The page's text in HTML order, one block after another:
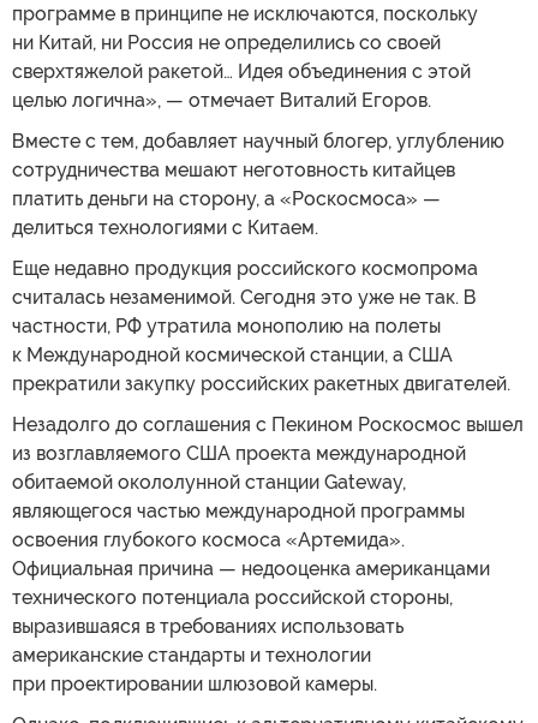
программе в принципе не исключаются, поскольку
ни Китай, ни Россия не определились со своей
сверхтяжелой ракетой… Идея объединения с этой
целью логична», — отмечает Виталий Егоров.
Вместе с тем, добавляет научный блогер, углублению
сотрудничества мешают неготовность китайцев
платить деньги на сторону, а «Роскосмоса» —
делиться технологиями с Китаем.
Еще недавно продукция российского космопрома
считалась незаменимой. Сегодня это уже не так. В
частности, РФ утратила монополию на полеты
к Международной космической станции, а США
прекратили закупку российских ракетных двигателей.
Незадолго до соглашения с Пекином Роскосмос вышел
из возглавляемого США проекта международной
обитаемой окололунной станции Gateway,
являющегося частью международной программы
освоения глубокого космоса «Артемида».
Официальная причина — недооценка американцами
технического потенциала российской стороны,
выразившаяся в требованиях использовать
американские стандарты и технологии
при проектировании шлюзовой камеры.